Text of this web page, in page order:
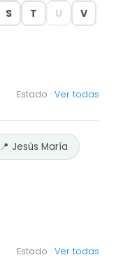
S T U
V
Estado · Ver todas
📍 Jesús María
Estado · Ver todas